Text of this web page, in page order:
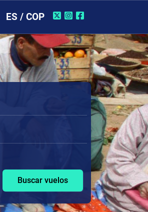
ES / COP
Buscar vuelos